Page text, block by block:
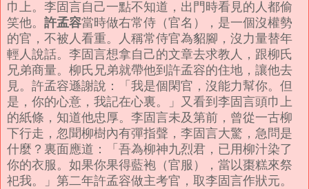
巾上。李固言自己一點不知道，出門時看見的人都偷
笑他。 許孟容當時做右常侍（官名），是一個沒權勢
的官，不被人看重。人稱常侍官為貂腳，沒力量替年
輕人說話。李固言想拿自己的文章去求教人，跟柳氏
兄弟商量。柳氏兄弟就帶他到許孟容的住地，讓他去
見。許孟容遜謝說：「我是個閑官，沒能力幫你。但
是，你的心意，我記在心裏。」又看到李固言頭巾上
的紙條，知道他忠厚。李固言未及第前，曾從一古柳
下行走，忽聞柳樹內有彈指聲，李固言大驚，急問是
什麼？裏面應道：「吾為柳神九烈君，已用柳汁染了
你的衣服。如果你果得藍袍（官服），當以棗糕來祭
祀我。」第二年許孟容做主考官，取李固言作狀元。